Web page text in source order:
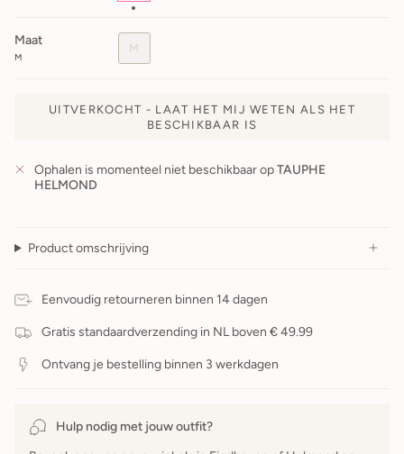
Maat
M
M
UITVERKOCHT - LAAT HET MIJ WETEN ALS HET
BESCHIKBAAR IS
Ophalen is momenteel niet beschikbaar opTAUPHE
HELMOND
Product omschrijving
Eenvoudig retourneren binnen 14 dagen
Gratis standaardverzending in NL boven € 49.99
Ontvang je bestelling binnen 3 werkdagen
Hulp nodig met jouw outfit?